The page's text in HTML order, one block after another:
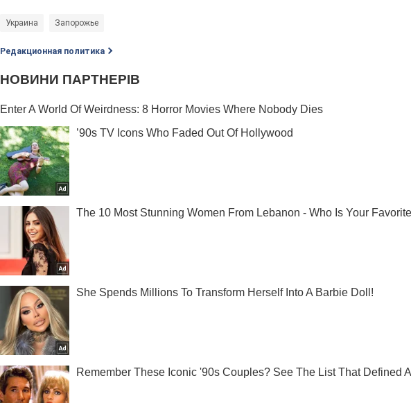
Украина Запорожье
Редакционная политика